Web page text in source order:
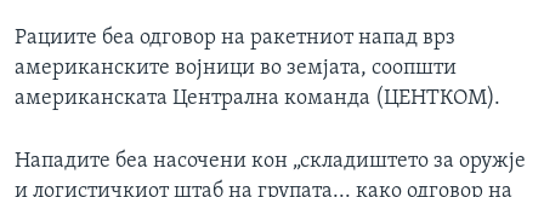
Рациите беа одговор на ракетниот напад врз
американските војници во земјата, соопшти
американската Централна команда (ЦЕНТКОМ).
Нападите беа насочени кон „складиштето за оружје
и логистичкиот штаб на групата... како одговор на